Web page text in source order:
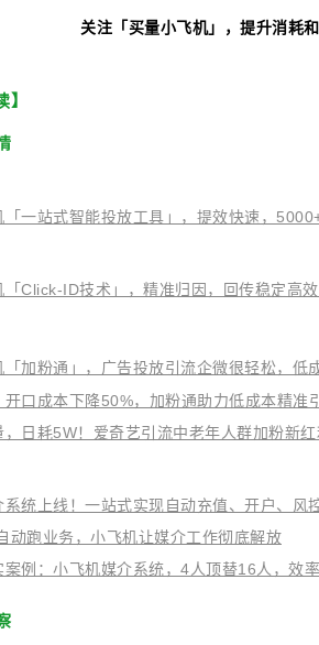
关注「买量小飞机」，提升消耗
】
「一站式智能投放工具」，提效快速，
「Click-ID技术」，精准归因，回传稳定高
「加粉通」，广告投放引流企微很轻松，低
开口成本下降50%，加粉通助力低成本精准
，日耗5W！爱奇艺引流中老年人群加粉新
系统上线！一站式实现自动充值、开户、风
动跑业务，小飞机让媒介工作彻底解放
案例：小飞机媒介系统，4人顶替16人，效